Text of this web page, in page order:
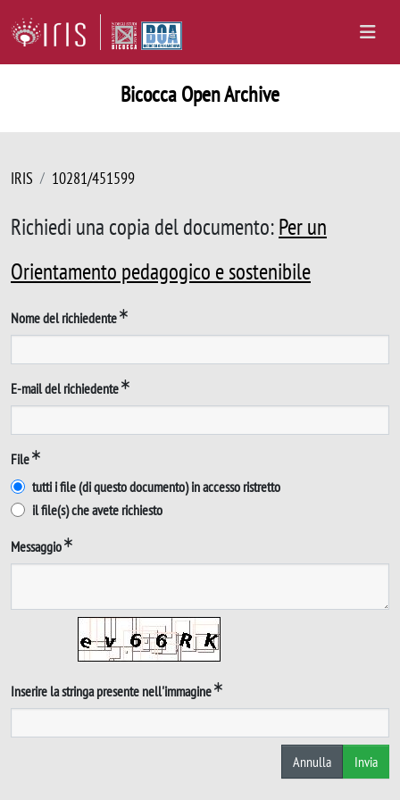
Bicocca Open Archive
IRIS 10281/451599
Richiedi una copia del documento:Per un
Orientamento pedagogico e sostenibile
Nome del richiedente
E-mail del richiedente
File
tutti i file (di questo documento) in accesso ristretto
il file(s) che avete richiesto
Messaggio
Inserire la stringa presente nell'immagine
Annulla Invia